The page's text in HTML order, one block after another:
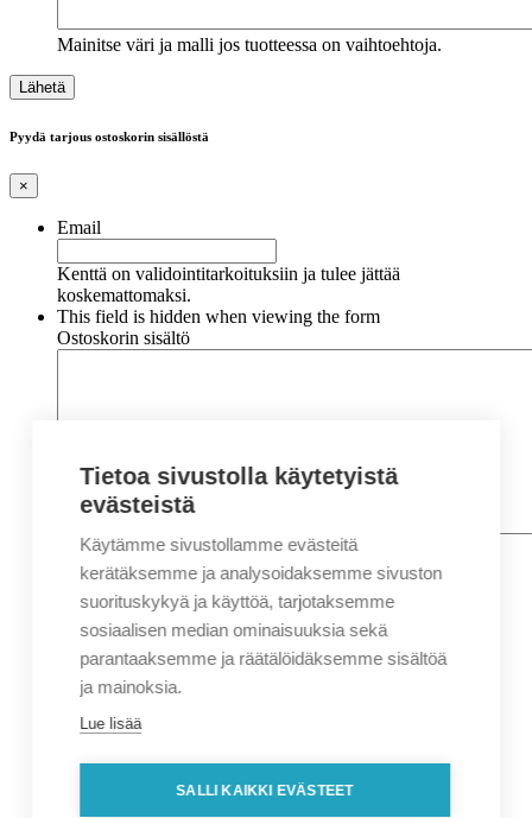
Mainitse väri ja malli jos tuotteessa on vaihtoehtoja.
Pyydä tarjous ostoskorin sisällöstä
×
Email
Kenttä on validointitarkoituksiin ja tulee jättää
koskemattomaksi.
This field is hidden when viewing the form
Ostoskorin sisältö
Nimi*
Etunimi
Sukunimi
Sähköposti*
Puhelin*
Osoitetiedot
Lähiosoite
Tietoa sivustolla käytetyistä
evästeistä
Käytämme sivustollamme evästeitä
kerätäksemme ja analysoidaksemme sivuston
suorituskykyä ja käyttöä, tarjotaksemme
sosiaalisen median ominaisuuksia sekä
parantaaksemme ja räätälöidäksemme sisältöä
ja mainoksia.
Lue lisää
SALLI KAIKKI EVÄSTEET